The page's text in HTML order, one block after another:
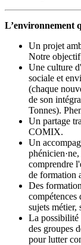
L’environnement
Un projet
Notre
Une culture
sociale et
(chaque
de son
Tonnes).
Un partage
COMIX.
Un
comprendre
de formation
Des
compétences
sujets métier,
La possibilité
des groupes
pour lutter